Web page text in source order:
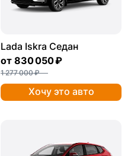
Lada Iskra Седан
от 830 050 ₽
1 277 000 ₽
Хочу это авто